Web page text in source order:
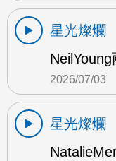
星光燦爛
2026/07/03
星光燦爛